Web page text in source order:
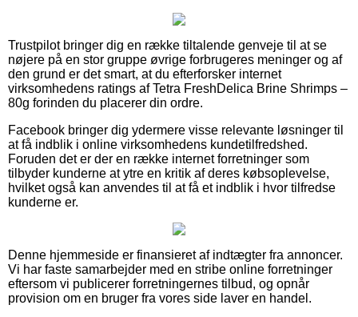
Trustpilot bringer dig en række tiltalende genveje til at se
nøjere på en stor gruppe øvrige forbrugeres meninger og af
den grund er det smart, at du efterforsker internet
virksomhedens ratings af Tetra FreshDelica Brine Shrimps –
80g forinden du placerer din ordre.
Facebook bringer dig ydermere visse relevante løsninger til
at få indblik i online virksomhedens kundetilfredshed.
Foruden det er der en række internet forretninger som
tilbyder kunderne at ytre en kritik af deres købsoplevelse,
hvilket også kan anvendes til at få et indblik i hvor tilfredse
kunderne er.
Denne hjemmeside er finansieret af indtægter fra annoncer.
Vi har faste samarbejder med en stribe online forretninger
eftersom vi publicerer forretningernes tilbud, og opnår
provision om en bruger fra vores side laver en handel.